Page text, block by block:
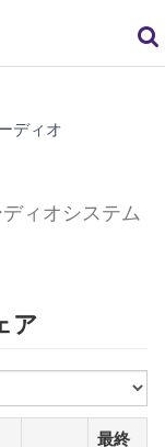
ディオ
ィオシステム
ア
最終